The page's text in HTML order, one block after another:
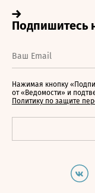
Нажимая кнопку
от «Ведомости» и
Политику по защите